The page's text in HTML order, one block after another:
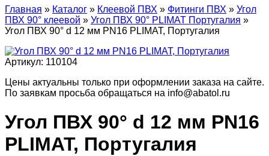
Главная » Каталог » Клеевой ПВХ » Фитинги ПВХ » Угол
ПВХ 90° клеевой » Угол ПВХ 90° PLIMAT Португалия »
Угол ПВХ 90° d 12 мм PN16 PLIMAT, Португалия
Артикул: 110104
Цены актуальны только при оформлении заказа на сайте.
По заявкам просьба обращаться на info@abatol.ru
Угол ПВХ 90° d 12 мм PN16
PLIMAT, Португалия